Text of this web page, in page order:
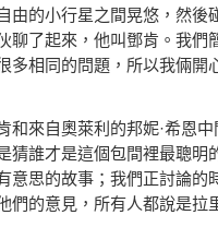
由的小行星之間晃悠，然後
聊了起來，他叫鄧肯。我們
相同的問題，所以我倆開
和來自奧萊利的邦妮·希恩
猜誰才是這個包間裡最聰明
意思的故事；我們正討論的
們的意見，所有人都說是拉